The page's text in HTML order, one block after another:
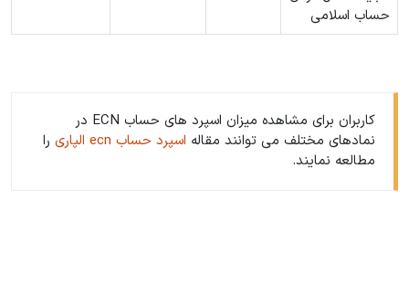
حساب اسلامی
کاربران برای مشاهده میزان اسپرد های حساب ECN در
نمادهای مختلف می توانند مقاله اسپرد حساب ecn الپاری
را
مطالعه نمایند.